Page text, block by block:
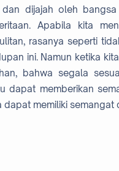
dijajah oleh
Apabila kita
rasanya seperti
ini. Namun ketika
bahwa segala
dapat memberikan
dapat memiliki